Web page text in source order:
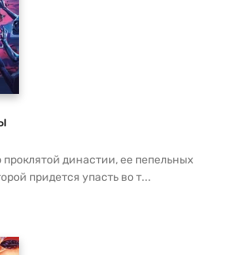
проклятой династии, ее пепельных
придется упасть во т...